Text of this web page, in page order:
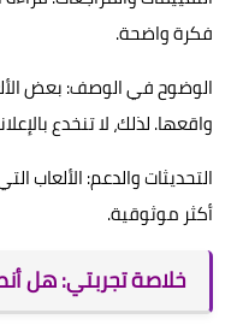
فكرة واضحة.
الوضوح في الوصف: بعض
واقعها. لذلك، لا تنخدع
التحديثات والدعم: الألعاب
أكثر موثوقية.
خلاصة تجربتي: هل